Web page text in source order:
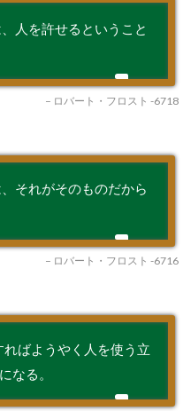
人を許せるということ
– ロバート・フロスト -6718
それがそのものだから
– ロバート・フロスト -6716
ばようやく人を使う立
なる。